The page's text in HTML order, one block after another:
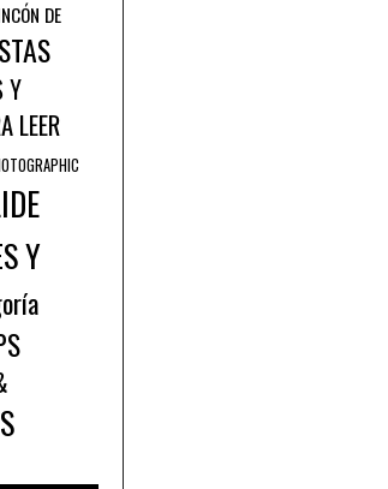
DE
Y
LEER
Y